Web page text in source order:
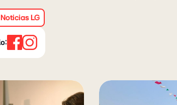
Noticias LG